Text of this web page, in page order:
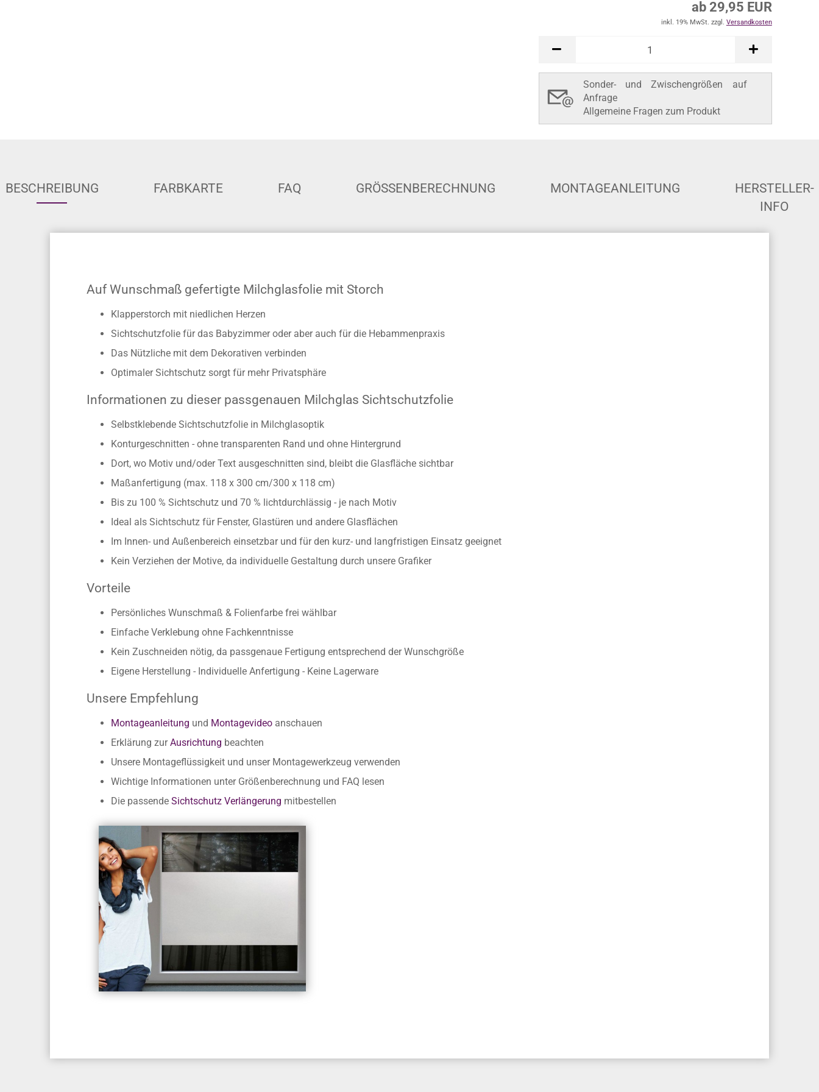
ab 29,95 EUR
inkl. 19% MwSt. zzgl. Versandkosten
Sonder- und Zwischengrößen auf
Anfrage
Allgemeine Fragen zum Produkt
BESCHREIBUNG FARBKARTE FAQ GRÖSSENBERECHNUNG MONTAGEANLEITUNG
HERSTELLER-
INFO
Auf Wunschmaß gefertigte Milchglasfolie mit Storch
Klapperstorch mit niedlichen Herzen
Sichtschutzfolie für das Babyzimmer oder aber auch für die Hebammenpraxis
Das Nützliche mit dem Dekorativen verbinden
Optimaler Sichtschutz sorgt für mehr Privatsphäre
Informationen zu dieser passgenauen Milchglas Sichtschutzfolie
Selbstklebende Sichtschutzfolie in Milchglasoptik
Konturgeschnitten - ohne transparenten Rand und ohne Hintergrund
Dort, wo Motiv und/oder Text ausgeschnitten sind, bleibt die Glasfläche sichtbar
Maßanfertigung (max. 118 x 300 cm/300 x 118 cm)
Bis zu 100 % Sichtschutz und 70 % lichtdurchlässig - je nach Motiv
Ideal als Sichtschutz für Fenster, Glastüren und andere Glasflächen
Im Innen- und Außenbereich einsetzbar und für den kurz- und langfristigen Einsatz geeignet
Kein Verziehen der Motive, da individuelle Gestaltung durch unsere Grafiker
Vorteile
Persönliches Wunschmaß & Folienfarbe frei wählbar
Einfache Verklebung ohne Fachkenntnisse
Kein Zuschneiden nötig, da passgenaue Fertigung entsprechend der Wunschgröße
Eigene Herstellung - Individuelle Anfertigung - Keine Lagerware
Unsere Empfehlung
Montageanleitung und Montagevideo anschauen
Erklärung zurAusrichtung beachten
Unsere Montageflüssigkeit und unser Montagewerkzeug verwenden
Wichtige Informationen unter Größenberechnung und FAQ lesen
Die passendeSichtschutz Verlängerung mitbestellen